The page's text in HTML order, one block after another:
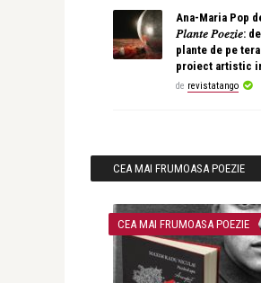
Ana-Maria Pop
𝑃𝑙𝑎𝑛𝑡𝑒 𝑃𝑜𝑒𝑧𝑖𝑒:
plante de pe
proiect artistic
de revistatango
CEA MAI FRUMOASA POEZIE
CEA MAI FRUMOASA POEZIE